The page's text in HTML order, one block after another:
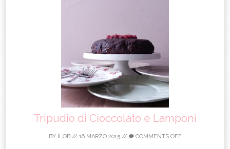
Tripudio di Cioccolato e Lamponi
BY ILOB// 16 MARZO 2015// COMMENTS OFF